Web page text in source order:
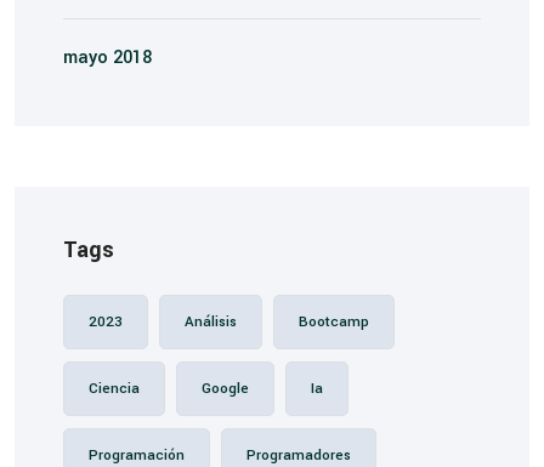
mayo 2018
Tags
2023 Análisis Bootcamp
Ciencia Google Ia
Programación Programadores